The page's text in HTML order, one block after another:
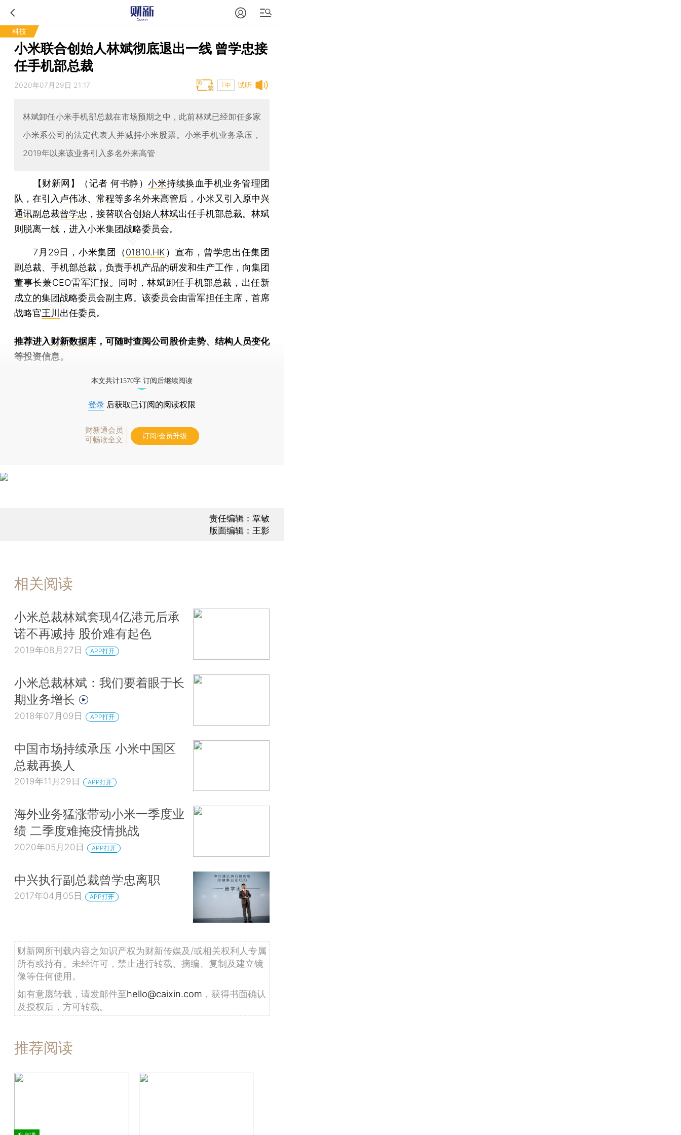
科技
小米联合创始人林斌彻底退出一线 曾学忠接
任手机部总裁
试听
2020年07月29日 21:17 T中
林斌卸任小米手机部总裁在市场预期之中，此前林斌已经卸任多家
小米系公司的法定代表人并减持小米股票。小米手机业务承压，
2019年以来该业务引入多名外来高管
【财新网】（记者 何书静）小米持续换血手机业务管理团
队，在引入 卢伟冰、 常程等多名外来高管后，小米又引入原中兴
通讯副总裁曾学忠 ，接替联合创始人林斌出任手机部总裁。林斌
则脱离一线，进入小米集团战略委员会。
7月29日，小米集团（01810.HK ）宣布，曾学忠出任集团
副总裁、手机部总裁，负责手机产品的研发和生产工作，向集团
董事长兼CEO雷军汇报。同时，林斌卸任手机部总裁，出任新
成立的集团战略委员会副主席。该委员会由雷军担任主席，首席
战略官王川出任委员。
推荐进入财新数据库 ，可随时查阅公司股价走势、结构人员变化
等投资信息。
本文共计1570字 订阅后继续阅读
登录 后获取已订阅的阅读权限
财新通会员
可畅读全文
订阅/会员升级
责任编辑：覃敏
版面编辑：王影
相关阅读
小米总裁林斌套现4亿港元后承
诺不再减持 股价难有起色
2019年08月27日 APP打开
小米总裁林斌：我们要着眼于长
期业务增长
2018年07月09日 APP打开
中国市场持续承压 小米中国区
总裁再换人
2019年11月29日 APP打开
海外业务猛涨带动小米一季度业
绩 二季度难掩疫情挑战
2020年05月20日 APP打开
中兴执行副总裁曾学忠离职
2017年04月05日 APP打开
财新网所刊载内容之知识产权为财新传媒及/或相关权利人专属
所有或持有。未经许可，禁止进行转载、摘编、复制及建立镜
像等任何使用。
如有意愿转载，请发邮件至hello@caixin.com ，获得书面确认
及授权后，方可转载。
推荐阅读